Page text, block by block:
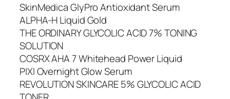
SkinMedica GlyPro Antioxidant Serum
ALPHA-H Liquid Gold
THE ORDINARY GLYCOLIC ACID 7% TONING
SOLUTION
COSRX AHA 7 Whitehead Power Liquid
PIXI Overnight Glow Serum
REVOLUTION SKINCARE 5% GLYCOLIC ACID